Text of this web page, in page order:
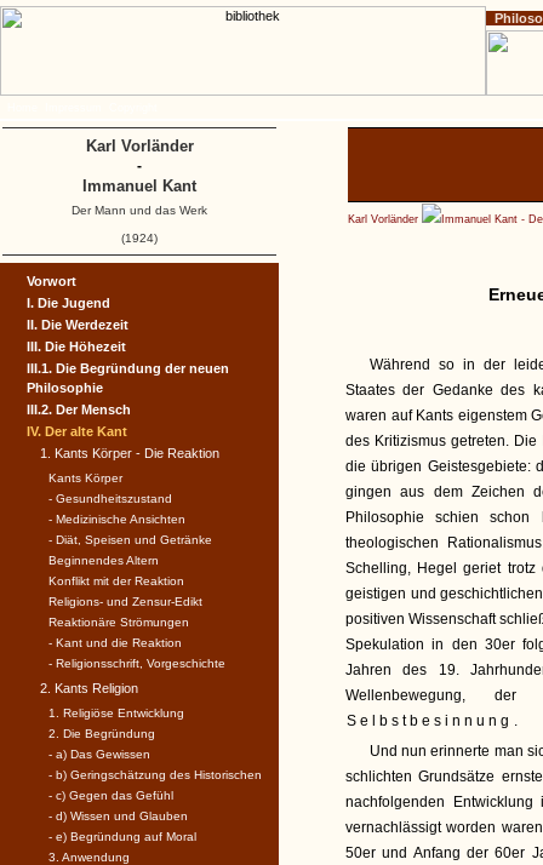
Karl Vorländer Immanuel Kant -
Während so in der
Staates der Gedanke des
waren auf Kants eigenstem
des Kritizismus getreten.
die übrigen Geistesgebiete:
gingen aus dem Zeichen
Philosophie schien
theologischen
Schelling, Hegel geriet trotz
geistigen und geschichtlichen
positiven Wissenschaft
Spekulation in den 30er
Jahren des 19.
Wellenbewegung,
Selbstbesinnung .
Und nun erinnerte man
schlichten Grundsätze
nachfolgenden
vernachlässigt worden
50er und Anfang der 60er
Vorwort
I. Die Jugend
II. Die Werdezeit
III. Die Höhezeit
III.1. Die Begründung der neuen
Philosophie
III.2. Der Mensch
IV. Der alte Kant
1. Kants Körper - Die Reaktion
Kants Körper
- Gesundheitszustand
- Medizinische Ansichten
- Diät, Speisen und Getränke
Beginnendes Altern
Konflikt mit der Reaktion
Religions- und Zensur-Edikt
Reaktionäre Strömungen
- Kant und die Reaktion
- Religionsschrift, Vorgeschichte
2. Kants Religion
1. Religiöse Entwicklung
2. Die Begründung
- a) Das Gewissen
- b) Geringschätzung des Historischen
- c) Gegen das Gefühl
- d) Wissen und Glauben
- e) Begründung auf Moral
3. Anwendung
Karl Vorländer
-
Immanuel Kant
Der Mann und das Werk
(1924)